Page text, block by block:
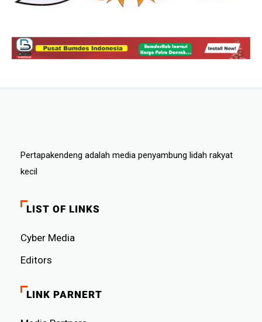
Pertapakendeng adalah media penyambung lidah rakyat
kecil
LIST OF LINKS
Cyber ​​Media
Editors
LINK PARNERT